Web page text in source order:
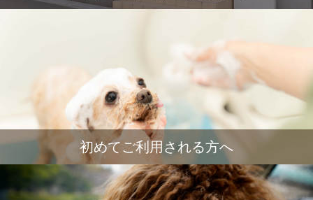
初めてご利用される方へ